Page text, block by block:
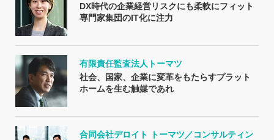
DX時代の企業経営リスクにも柔軟にフィット
専門家集団のIT化に注力
有限責任監査法人トーマツ
社会、国家、企業に変革をもたらすプラット
ホームを生む触媒であれ
合同会社デロイト トーマツ／コンサルティン